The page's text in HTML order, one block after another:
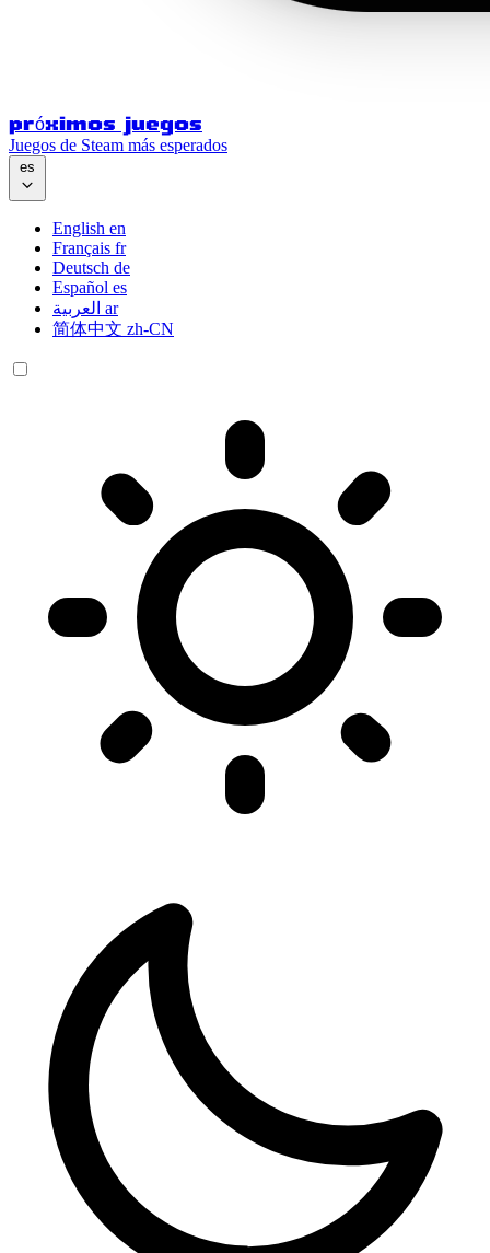
próximos juegos
Juegos de Steam más esperados
es
English en
Français fr
Deutsch de
Español es
العربية ar
简体中文 zh-CN